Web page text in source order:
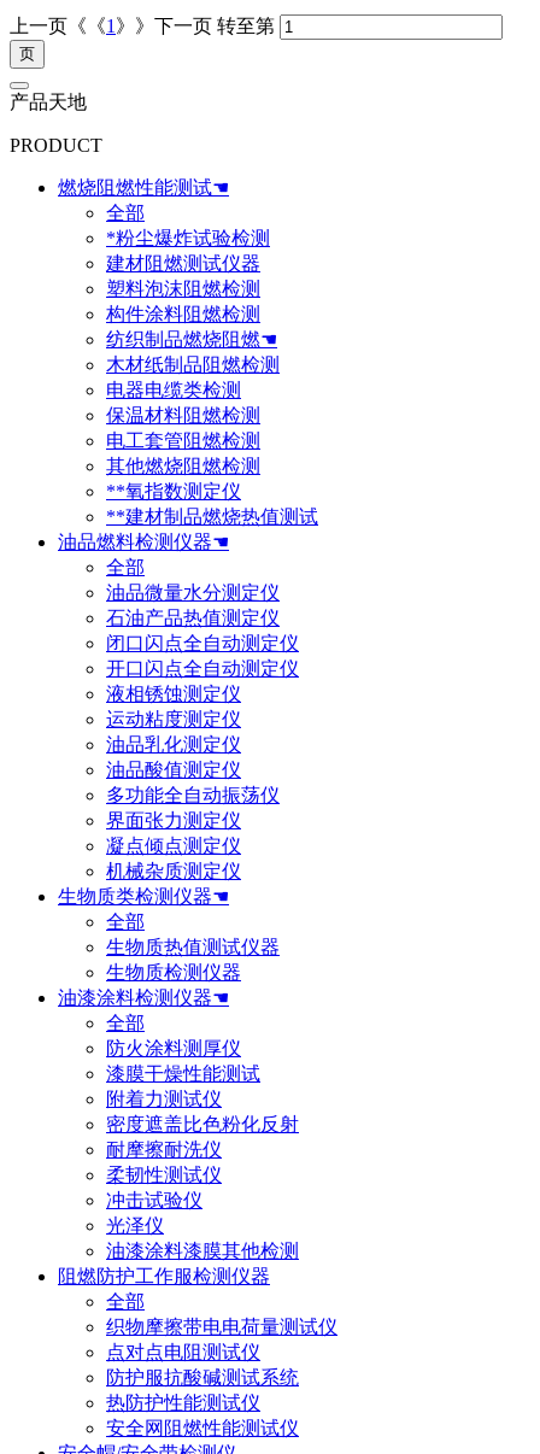
上一页《《1 》》下一页 转至第
产品天地
PRODUCT
燃烧阻燃性能测试☚
全部
*粉尘爆炸试验检测
建材阻燃测试仪器
塑料泡沫阻燃检测
构件涂料阻燃检测
纺织制品燃烧阻燃☚
木材纸制品阻燃检测
电器电缆类检测
保温材料阻燃检测
电工套管阻燃检测
其他燃烧阻燃检测
**氧指数测定仪
**建材制品燃烧热值测试
油品燃料检测仪器☚
全部
油品微量水分测定仪
石油产品热值测定仪
闭口闪点全自动测定仪
开口闪点全自动测定仪
液相锈蚀测定仪
运动粘度测定仪
油品乳化测定仪
油品酸值测定仪
多功能全自动振荡仪
界面张力测定仪
凝点倾点测定仪
机械杂质测定仪
生物质类检测仪器☚
全部
生物质热值测试仪器
生物质检测仪器
油漆涂料检测仪器☚
全部
防火涂料测厚仪
漆膜干燥性能测试
附着力测试仪
密度遮盖比色粉化反射
耐摩擦耐洗仪
柔韧性测试仪
冲击试验仪
光泽仪
油漆涂料漆膜其他检测
阻燃防护工作服检测仪器
全部
织物摩擦带电电荷量测试仪
点对点电阻测试仪
防护服抗酸碱测试系统
热防护性能测试仪
安全网阻燃性能测试仪